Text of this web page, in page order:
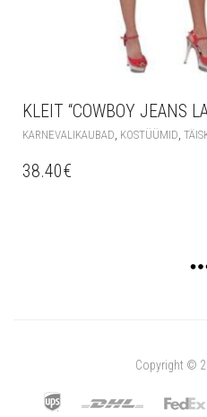
KLEIT “COWBOY JEANS
KARNEVALIKAUBAD KOSTÜÜMID
38.40€
Copyright ©